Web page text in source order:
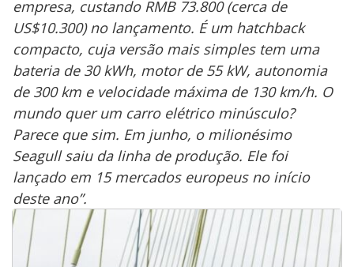
empresa, custando RMB 73.800 (cerca de
US$10.300) no lançamento. É um hatchback
compacto, cuja versão mais simples tem uma
bateria de 30 kWh, motor de 55 kW, autonomia
de 300 km e velocidade máxima de 130 km/h. O
mundo quer um carro elétrico minúsculo?
Parece que sim. Em junho, o milionésimo
Seagull saiu da linha de produção. Ele foi
lançado em 15 mercados europeus no início
deste ano”.